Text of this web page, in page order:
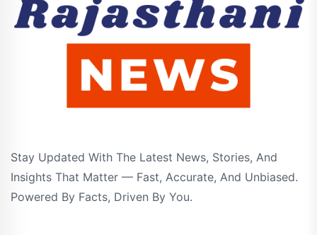
Stay Updated With The Latest News, Stories, And
Insights That Matter — Fast, Accurate, And Unbiased.
Powered By Facts, Driven By You.